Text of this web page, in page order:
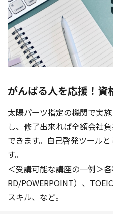
がんばる人を応援！資
太陽パーツ指定の機関で実
し、修了出来れば全額会社
できます。自己啓発ツール
す。
＜受講可能な講座の一例＞
RD/POWERPOINT）、
スキル、など。